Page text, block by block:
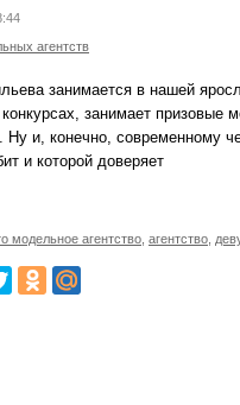
агентств
занимается в нашей
занимает призовые
Ну и, конечно, современному
и которой доверяет
модельное агентство агентство